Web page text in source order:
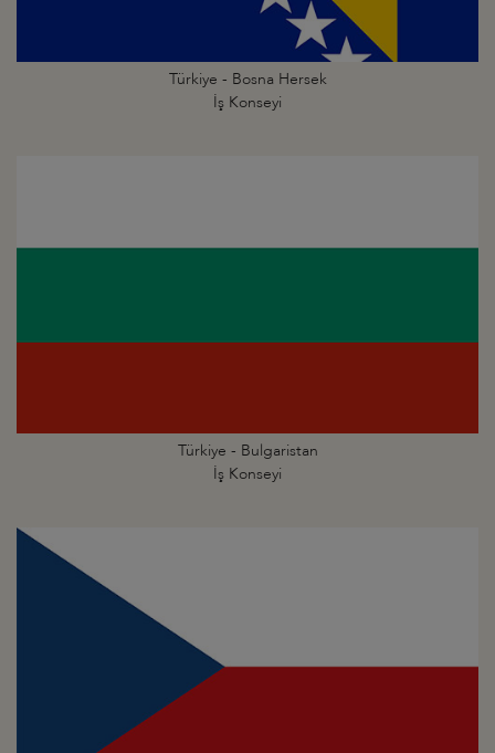
Türkiye - Bosna Hersek
İş Konseyi
Türkiye - Bulgaristan
İş Konseyi